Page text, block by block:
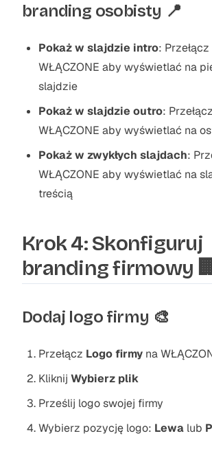
branding osobisty 📍
Pokaż w slajdzie intro:
WŁĄCZONE aby wyświetlać na
slajdzie
Pokaż w slajdzie outro:
WŁĄCZONE aby wyświetlać na
Pokaż w zwykłych slajdach:
WŁĄCZONE aby wyświetlać na
treścią
Krok 4: Skonfiguruj
branding firmowy
Dodaj logo firmy 🎨
Przełącz Logo firmy na
Kliknij Wybierz plik
Prześlij logo swojej firmy
Wybierz pozycję logo: Lewa lub